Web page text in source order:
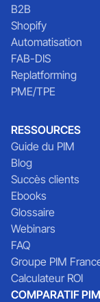
B2B
Shopify
Automatisation
FAB-DIS
Replatforming
PME/TPE
RESSOURCES
Guide du PIM
Blog
Succès clients
Ebooks
Glossaire
Webinars
FAQ
Groupe PIM
Calculateur ROI
COMPARATIF PIM